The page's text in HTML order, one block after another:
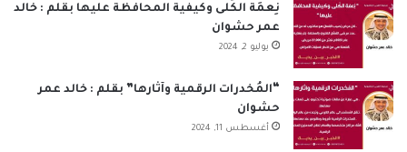
نِعمَة الكُلى وكيفية المحافظة عليها بقلم : خالد
عمر حشوان
يوليو 2, 2024
“المُخدرات الرقمية وآثارها” بقلم : خالد عمر
حشوان
أغسطس 11, 2024